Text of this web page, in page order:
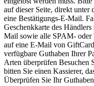
auf dieser Seite, direkt unter
eine Bestätigungs-E-Mail.
Geschenkkarte des
Mail sowie alle SPAM- oder
auf eine E-Mail von
verfügbare Guthaben Ihrer
Arten überprüfen Besuchen
bitten Sie einen Kassierer,
Überprüfen Sie Ihr